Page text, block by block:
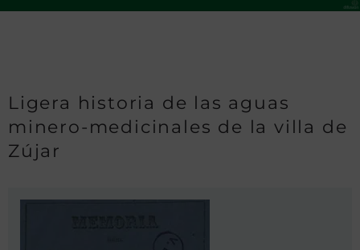
Ligera historia de las aguas
minero-medicinales de la villa de
Zújar